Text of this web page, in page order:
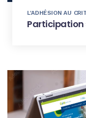
L'ADHÉSION AU
Participation